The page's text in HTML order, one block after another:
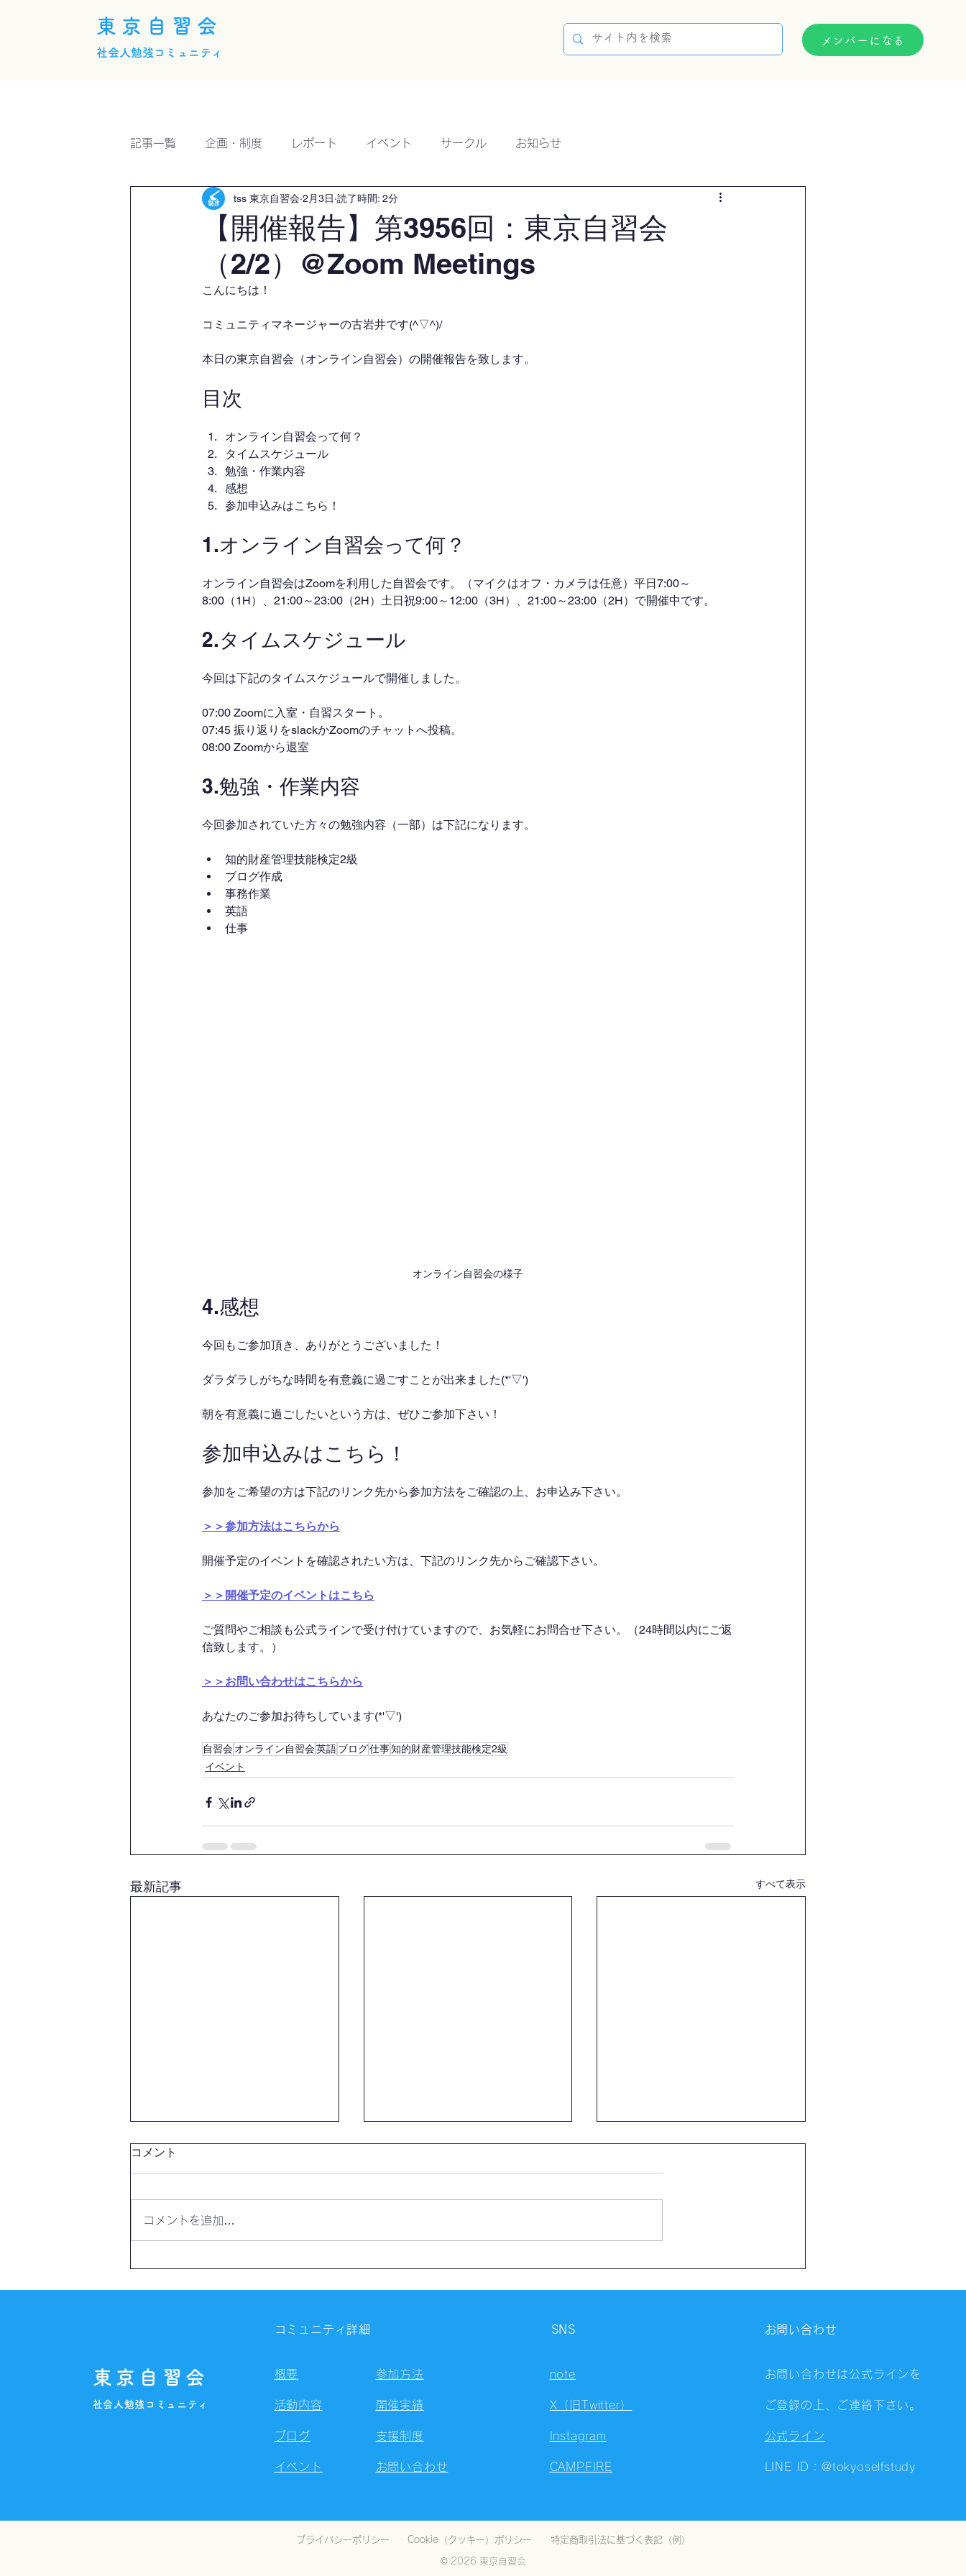
東京自習会
社会人勉強コミュニティ
メンバーになる
記事一覧 企画・制度 レポート イベント サークル お知らせ
【開催報告】第3956回：東京自習会
（2/2）@Zoom Meetings
tss 東京自習会 2月3日 読了時間: 2分
こんにちは！
コミュニティマネージャーの古岩井です(^▽^)/
本日の東京自習会（オンライン自習会）の開催報告を致します。
目次
オンライン自習会って何？
タイムスケジュール
勉強・作業内容
感想
参加申込みはこちら！
1.オンライン自習会って何？
オンライン自習会はZoomを利用した自習会です。（マイクはオフ・カメラは任意）平日7:00～
8:00（1H）、21:00～23:00（2H）土日祝9:00～12:00（3H）、21:00～23:00（2H）で開催中です。
2.タイムスケジュール
今回は下記のタイムスケジュールで開催しました。
07:00 Zoomに入室・自習スタート。
07:45 振り返りをslackかZoomのチャットへ投稿。
08:00 Zoomから退室
3.勉強・作業内容
今回参加されていた方々の勉強内容（一部）は下記になります。
知的財産管理技能検定2級
ブログ作成
事務作業
英語
仕事
オンライン自習会の様子
4.感想
今回もご参加頂き、ありがとうございました！
ダラダラしがちな時間を有意義に過ごすことが出来ました(*'▽')
朝を有意義に過ごしたいという方は、ぜひご参加下さい！
参加申込みはこちら！
参加をご希望の方は下記のリンク先から参加方法をご確認の上、お申込み下さい。
＞＞参加方法はこちらから
開催予定のイベントを確認されたい方は、下記のリンク先からご確認下さい。
＞＞開催予定のイベントはこちら
ご質問やご相談も公式ラインで受け付けていますので、お気軽にお問合せ下さい。（24時間以内にご返
信致します。）
＞＞お問い合わせはこちらから
あなたのご参加お待ちしています(*'▽')
自習会オンライン自習会英語ブログ仕事知的財産管理技能検定2級
イベント
最新記事 すべて表示
コメント
コメントを追加…
東京自習会
社会人勉強コミュニティ
コミュニティ詳細
概要
活動内容
ブログ
イベント
参加方法
開催実績
支援制度
お問い合わせ
SNS
note
X（旧Twitter）
Instagram
CAMPFIRE
お問い合わせ
お問い合わせは公式ラインを
ご登録の上、ご連絡下さい。
公式ライン
LINE ID：@tokyoselfstudy
プライバシーポリシー Cookie（クッキー）ポリシー 特定商取引法に基づく表記（例）
© 2026 東京自習会